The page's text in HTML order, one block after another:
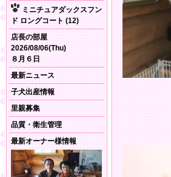
ミニチュアダックスフン
ド ロングコート (12)
店長の部屋
2026/08/06(Thu)
８月６日
最新ニュース
子犬出産情報
里親募集
品質・衛生管理
最新オーナー様情報